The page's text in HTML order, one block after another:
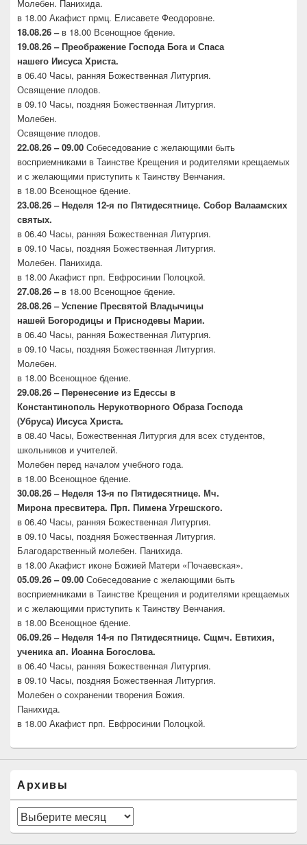
Молебен. Панихида.
в 18.00 Акафист прмц. Елисавете Феодоровне.
18.08.26 –в 18.00 Всенощное бдение.
19.08.26 – Преображение Господа Бога и Спаса
нашего Иисуса Христа.
в 06.40 Часы, ранняя Божественная Литургия.
Освящение плодов.
в 09.10 Часы, поздняя Божественная Литургия.
Молебен.
Освящение плодов.
22.08.26 – 09.00 Собеседование с желающими быть
восприемниками в Таинстве Крещения и родителями крещаемых
и с желающими приступить к Таинству Венчания.
в 18.00 Всенощное бдение.
23.08.26 – Неделя 12-я по Пятидесятнице. Собор Валаамских
святых.
в 06.40 Часы, ранняя Божественная Литургия.
в 09.10 Часы, поздняя Божественная Литургия.
Молебен. Панихида.
в 18.00 Акафист прп. Евфросинии Полоцкой.
27.08.26 –в 18.00 Всенощное бдение.
28.08.26 – Успение Пресвятой Владычицы
нашей Богородицы и Приснодевы Марии.
в 06.40 Часы, ранняя Божественная Литургия.
в 09.10 Часы, поздняя Божественная Литургия.
Молебен.
в 18.00 Всенощное бдение.
29.08.26 – Перенесение из Едессы в
Константинополь Нерукотворного Образа Господа
(Убруса) Иисуса Христа.
в 08.40 Часы, Божественная Литургия для всех студентов,
школьников и учителей.
Молебен перед началом учебного года.
в 18.00 Всенощное бдение.
30.08.26 – Неделя 13-я по Пятидесятнице. Мч.
Мирона пресвитера. Прп. Пимена Угрешского.
в 06.40 Часы, ранняя Божественная Литургия.
в 09.10 Часы, поздняя Божественная Литургия.
Благодарственный молебен. Панихида.
в 18.00 Акафист иконе Божией Матери «Почаевская».
05.09.26 – 09.00 Собеседование с желающими быть
восприемниками в Таинстве Крещения и родителями крещаемых
и с желающими приступить к Таинству Венчания.
в 18.00 Всенощное бдение.
06.09.26 – Неделя 14-я по Пятидесятнице. Сщмч. Евтихия,
ученика ап. Иоанна Богослова.
в 06.40 Часы, ранняя Божественная Литургия.
в 09.10 Часы, поздняя Божественная Литургия.
Молебен о сохранении творения Божия.
Панихида.
в 18.00 Акафист прп. Евфросинии Полоцкой.
Архивы
Архивы